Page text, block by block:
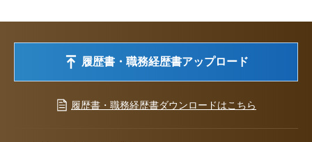
履歴書・職務経歴書アップロード
履歴書・職務経歴書ダウンロードはこちら